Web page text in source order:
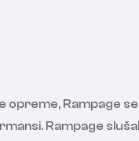
opreme, Rampage
Rampage